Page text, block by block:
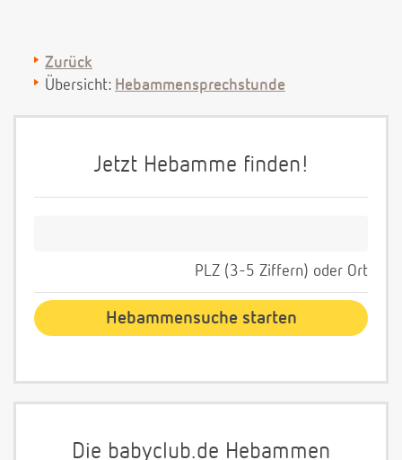
Zurück
Übersicht: Hebammensprechstunde
Jetzt Hebamme finden!
PLZ (3-5 Ziffern) oder Ort
Die babyclub.de Hebammen